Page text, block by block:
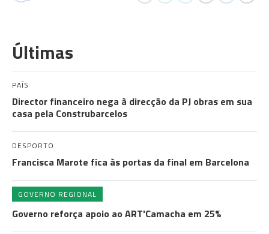
Últimas
PAÍS
Director financeiro nega à direcção da PJ obras em sua
casa pela Construbarcelos
DESPORTO
Francisca Marote fica às portas da final em Barcelona
GOVERNO REGIONAL
Governo reforça apoio ao ART'Camacha em 25%